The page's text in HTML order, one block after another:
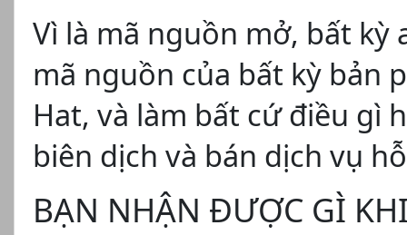
Vì là mã nguồn mở, bất kỳ
mã nguồn của bất kỳ bản
Hat, và làm bất cứ điều gì
biên dịch và bán dịch vụ
BẠN NHẬN ĐƯỢC GÌ